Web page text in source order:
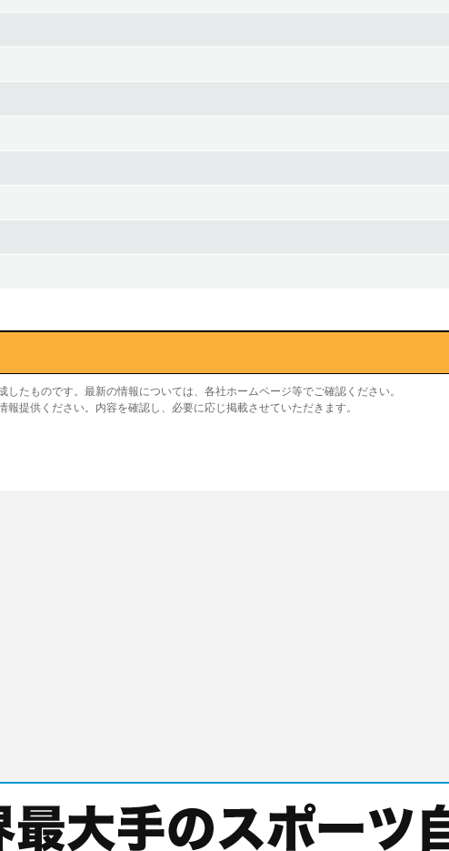
たものです。最新の情報については、各社ホームページ等でご確認ください。
提供ください。内容を確認し、必要に応じ掲載させていただきます。